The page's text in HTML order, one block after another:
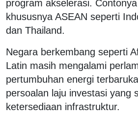
program akselerasi.
khususnya ASEAN seperti
dan Thailand.
Negara berkembang seperti
Latin masih mengalami
pertumbuhan energi
persoalan laju investasi yang
ketersediaan infrastruktur.